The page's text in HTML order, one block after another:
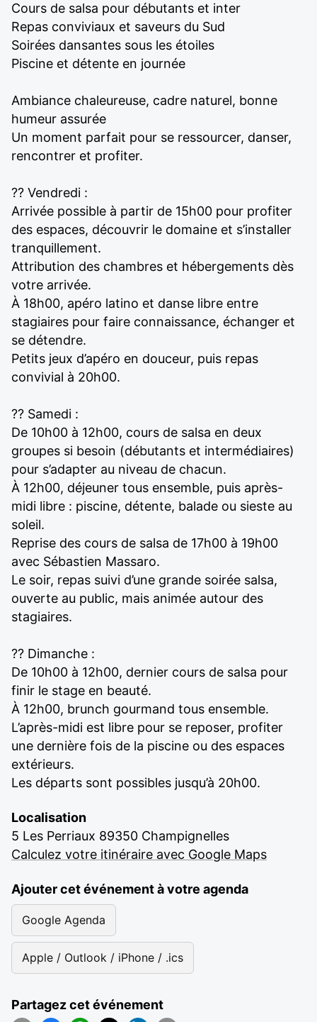
Cours de salsa pour débutants et inter
Repas conviviaux et saveurs du Sud
Soirées dansantes sous les étoiles
Piscine et détente en journée
Ambiance chaleureuse, cadre naturel, bonne
humeur assurée
Un moment parfait pour se ressourcer, danser,
rencontrer et profiter.
?? Vendredi :
Arrivée possible à partir de 15h00 pour profiter
des espaces, découvrir le domaine et s’installer
tranquillement.
Attribution des chambres et hébergements dès
votre arrivée.
À 18h00, apéro latino et danse libre entre
stagiaires pour faire connaissance, échanger et
se détendre.
Petits jeux d’apéro en douceur, puis repas
convivial à 20h00.
?? Samedi :
De 10h00 à 12h00, cours de salsa en deux
groupes si besoin (débutants et intermédiaires)
pour s’adapter au niveau de chacun.
À 12h00, déjeuner tous ensemble, puis après-
midi libre : piscine, détente, balade ou sieste au
soleil.
Reprise des cours de salsa de 17h00 à 19h00
avec Sébastien Massaro.
Le soir, repas suivi d’une grande soirée salsa,
ouverte au public, mais animée autour des
stagiaires.
?? Dimanche :
De 10h00 à 12h00, dernier cours de salsa pour
finir le stage en beauté.
À 12h00, brunch gourmand tous ensemble.
L’après-midi est libre pour se reposer, profiter
une dernière fois de la piscine ou des espaces
extérieurs.
Les départs sont possibles jusqu’à 20h00.
Localisation
5 Les Perriaux 89350 Champignelles
Calculez votre itinéraire avec Google Maps
Ajouter cet événement à votre agenda
Google Agenda
Apple / Outlook / iPhone / .ics
Partagez cet événement